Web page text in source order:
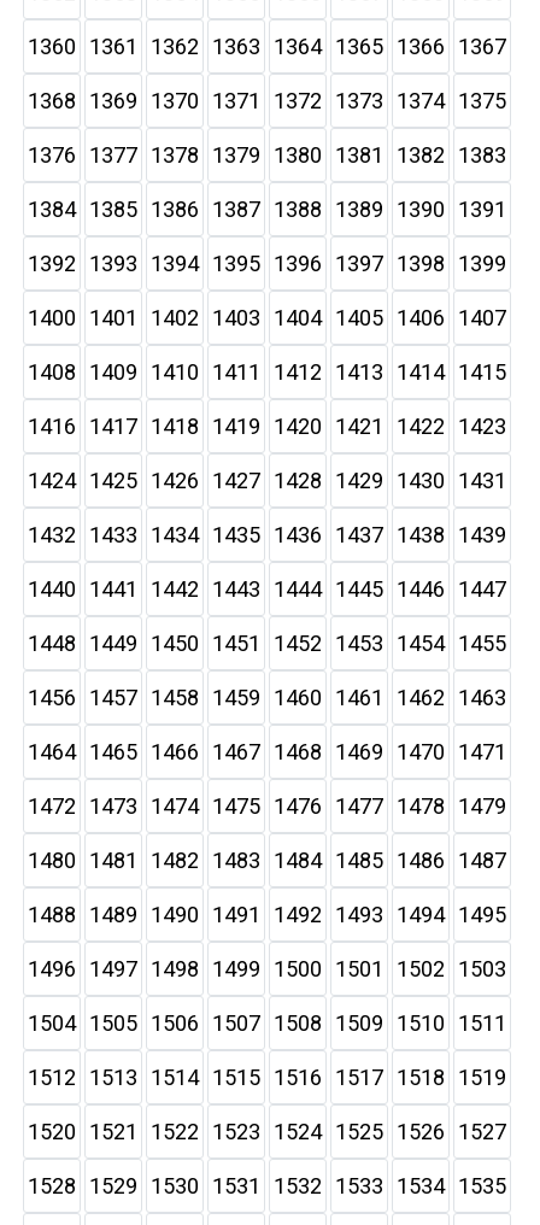
1360 1361 1362 1363 1364 1365 1366 1367
1368 1369 1370 1371 1372 1373 1374 1375
1376 1377 1378 1379 1380 1381 1382 1383
1384 1385 1386 1387 1388 1389 1390 1391
1392 1393 1394 1395 1396 1397 1398 1399
1400 1401 1402 1403 1404 1405 1406 1407
1408 1409 1410 1411 1412 1413 1414 1415
1416 1417 1418 1419 1420 1421 1422 1423
1424 1425 1426 1427 1428 1429 1430 1431
1432 1433 1434 1435 1436 1437 1438 1439
1440 1441 1442 1443 1444 1445 1446 1447
1448 1449 1450 1451 1452 1453 1454 1455
1456 1457 1458 1459 1460 1461 1462 1463
1464 1465 1466 1467 1468 1469 1470 1471
1472 1473 1474 1475 1476 1477 1478 1479
1480 1481 1482 1483 1484 1485 1486 1487
1488 1489 1490 1491 1492 1493 1494 1495
1496 1497 1498 1499 1500 1501 1502 1503
1504 1505 1506 1507 1508 1509 1510 1511
1512 1513 1514 1515 1516 1517 1518 1519
1520 1521 1522 1523 1524 1525 1526 1527
1528 1529 1530 1531 1532 1533 1534 1535